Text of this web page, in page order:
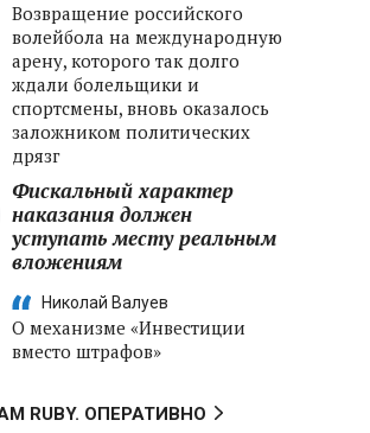
Возвращение российского
волейбола на международную
арену, которого так долго
ждали болельщики и
спортсмены, вновь оказалось
заложником политических
дрязг
Фискальный характер
наказания должен
уступать месту реальным
вложениям
Николай Валуев
О механизме «Инвестиции
вместо штрафов»
RUBY. ОПЕРАТИВНО